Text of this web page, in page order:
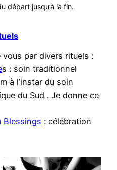
départ jusqu’à la fin.
par divers rituels :
s : soin traditionnel
à l’instar du soin
du Sud . Je donne ce
Blessings : célébration